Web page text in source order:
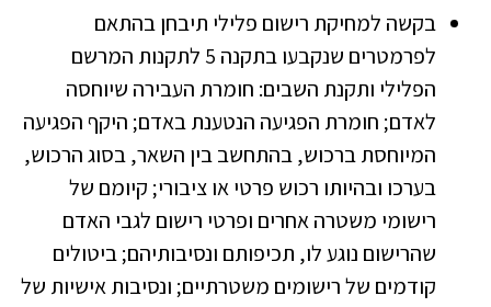
בקשה למחיקת רישום פלילי תיבחן בהתאם
לפרמטרים שנקבעו בתקנה 5 לתקנות המרשם
הפלילי ותקנת השבים: חומרת העבירה שיוחסה
לאדם; חומרת הפגיעה הנטענת באדם; היקף הפגיעה
המיוחסת ברכוש, בהתחשב בין השאר, בסוג הרכוש,
בערכו ובהיותו רכוש פרטי או ציבורי; קיומם של
רישומי משטרה אחרים ופרטי רישום לגבי האדם
שהרישום נוגע לו, תכיפותם ונסיבותיהם; ביטולים
קודמים של רישומים משטרתיים; ונסיבות אישיות של